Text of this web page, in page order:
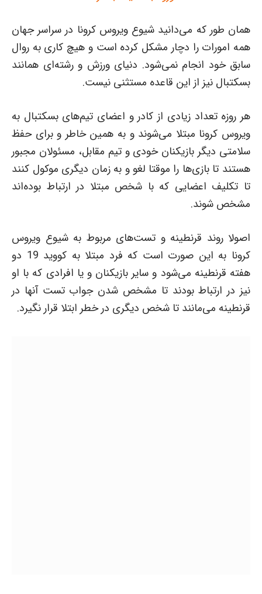
همان طور که می‌دانید شیوع ویروس کرونا در سراسر جهان
همه امورات را دچار مشکل کرده است و هیچ کاری به روال
سابق خود انجام نمی‌شود. دنیای ورزش و رشته‌ای همانند
بسکتبال نیز از این قاعده مستثنی نیست.
هر روزه تعداد زیادی از کادر و اعضای تیم‌های بسکتبال به
ویروس کرونا مبتلا می‌شوند و به همین خاطر و برای حفظ
سلامتی دیگر بازیکنان خودی و تیم مقابل، مسئولان مجبور
هستند تا بازی‌ها را موقتا لغو و به زمان دیگری موکول کنند
تا تکلیف اعضایی که با شخص مبتلا در ارتباط بوده‌اند
مشخص شوند.
اصولا روند قرنطینه و تست‌های مربوط به شیوع ویروس
کرونا به این صورت است که فرد مبتلا به کووید 19 دو
هفته قرنطینه می‌شود و سایر بازیکنان و یا افرادی که با او
نیز در ارتباط بودند تا مشخص شدن جواب تست آنها در
قرنطینه می‌مانند تا شخص دیگری در خطر ابتلا قرار نگیرد.